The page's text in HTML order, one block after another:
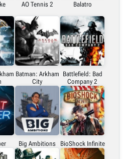
AO Tennis 2 Balatro
Batman: Arkham
City
Battlefield: Bad
Company 2
Big Ambitions BioShock Infinite